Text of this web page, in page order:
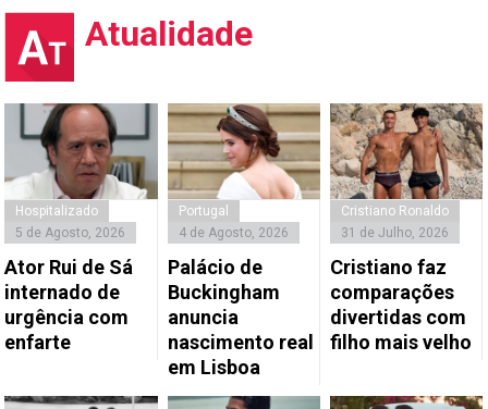
Atualidade
Hospitalizado
5 de Agosto, 2026
Ator Rui de Sá
internado de
urgência com
enfarte
Portugal
4 de Agosto, 2026
Palácio de
Buckingham
anuncia
nascimento real
em Lisboa
Cristiano Ronaldo
31 de Julho, 2026
Cristiano faz
comparações
divertidas com
filho mais velho